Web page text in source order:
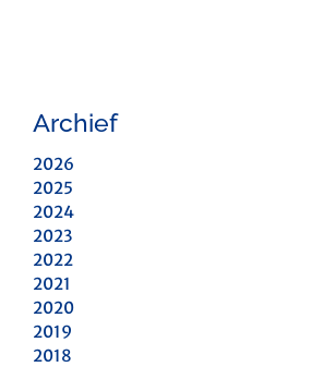
Archief
2026
2025
2024
2023
2022
2021
2020
2019
2018